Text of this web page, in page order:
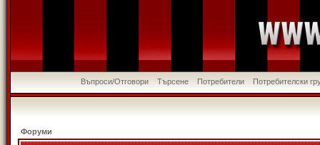
Въпроси/Отговори Търсене Потребители Потребителски
Форуми